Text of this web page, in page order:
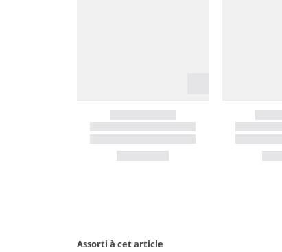
Assorti à cet article